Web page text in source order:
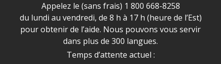
Appelez le (sans frais) 1 800 668-8258
du lundi au vendredi, de 8 h à 17 h (heure de l’Est)
pour obtenir de l’aide. Nous pouvons vous servir
dans plus de 300 langues.
Temps d’attente actuel :